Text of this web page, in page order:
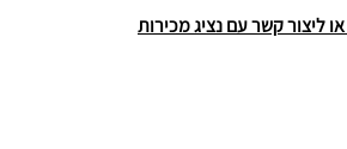
ליצור קשר עם נציג מכירות